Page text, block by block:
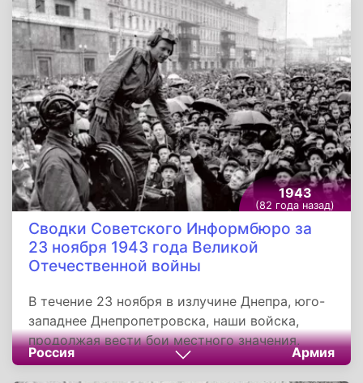
советников. Переговоры между лидерами
трех стран продолжались по 26 ноября.
1943
(82 года назад)
Сводки Советского Информбюро за
23 ноября 1943 года Великой
Отечественной войны
В течение 23 ноября в излучине Днепра, юго-
западнее Днепропетровска, наши войска,
продолжая вести бои местного значения,
овладели сильно укреплёнными опорными
пунктами противника Ставраки, Криничи,
Россия Армия